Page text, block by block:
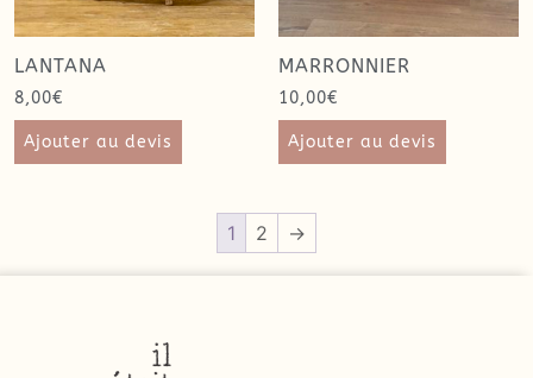
LANTANA
8,00€
Ajouter au devis
MARRONNIER
10,00€
Ajouter au devis
1 2 →